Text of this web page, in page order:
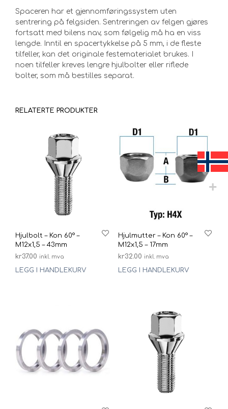
Spaceren har et gjennomføringssystem uten
sentrering på felgsiden. Sentreringen av felgen gjøres
fortsatt med bilens nav, som følgelig må ha en viss
lengde. Inntil en spacertykkelse på 5 mm, i de fleste
tilfeller, kan det originale festematerialet brukes. I
noen tilfeller kreves lengre hjulbolter eller riflede
bolter, som må bestilles separat.
RELATERTE PRODUKTER
Hjulbolt – Kon 60° –
M12x1,5 – 43mm
kr37.00 inkl. mva
LEGG I HANDLEKURV
Hjulmutter – Kon 60° –
M12x1,5 – 17mm
kr32.00 inkl. mva
LEGG I HANDLEKURV